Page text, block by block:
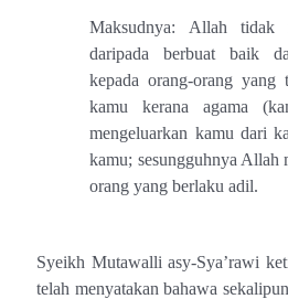
Maksudnya: Allah tidak
daripada berbuat baik
kepada orang-orang yang
kamu kerana agama
mengeluarkan kamu dari
kamu; sesungguhnya Allah
orang yang berlaku adil.
Syeikh Mutawalli asy-Sya’rawi
telah menyatakan bahawa